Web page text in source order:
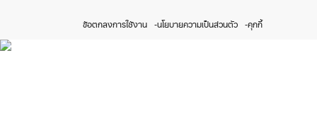
ข้อตกลงการใช้งาน นโยบายความเป็นส่วนตัว คุกกี้